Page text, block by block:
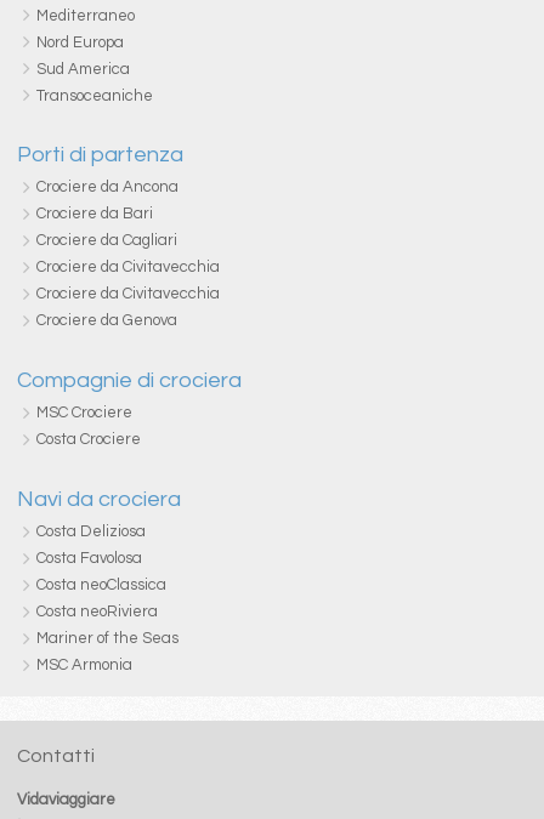
Mediterraneo
Nord Europa
Sud America
Transoceaniche
Porti di partenza
Crociere da Ancona
Crociere da Bari
Crociere da Cagliari
Crociere da Civitavecchia
Crociere da Civitavecchia
Crociere da Genova
Compagnie di crociera
MSC Crociere
Costa Crociere
Navi da crociera
Costa Deliziosa
Costa Favolosa
Costa neoClassica
Costa neoRiviera
Mariner of the Seas
MSC Armonia
Contatti
Vidaviaggiare